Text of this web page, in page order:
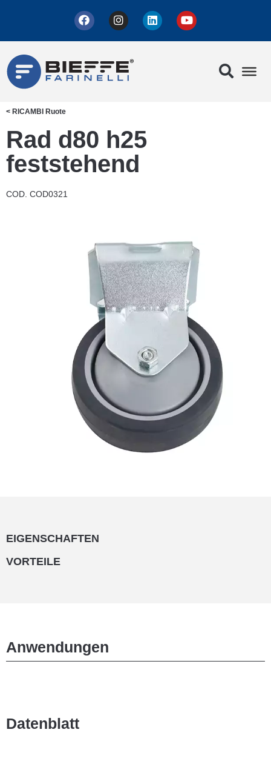
< RICAMBI Ruote
Rad d80 h25
feststehend
COD. COD0321
EIGENSCHAFTEN
VORTEILE
Anwendungen
Datenblatt